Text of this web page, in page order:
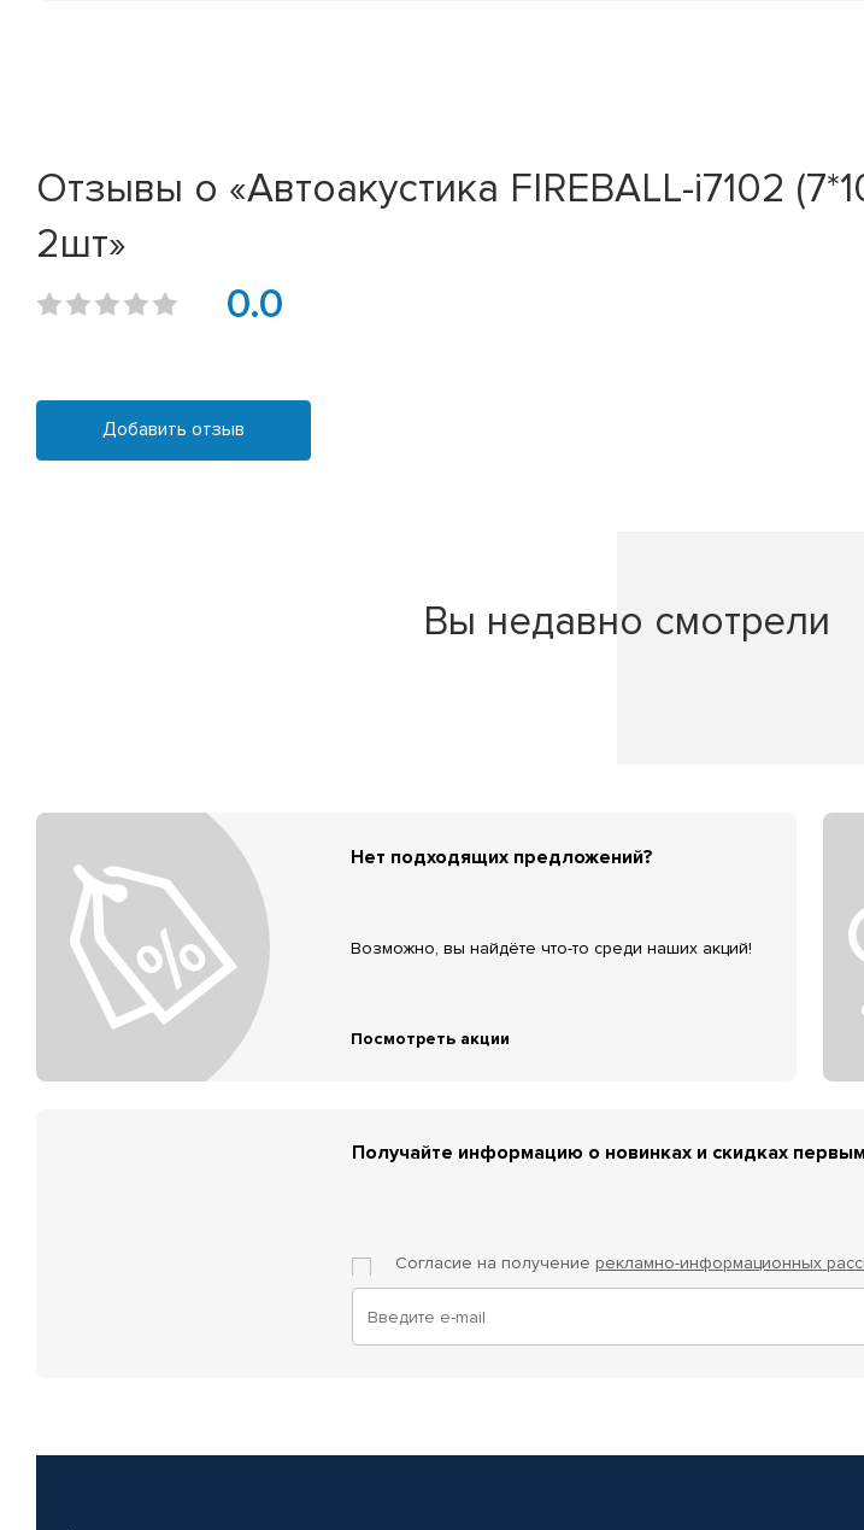
Отзывы о «Автоакустика FIREBALL-i7102
2шт»
0.0
Добавить отзыв
Вы недавно смотрели
Нет подходящих предложений?
Возможно, вы найдёте что-то среди наших акций!
Посмотреть акции
Получайте информацию о новинках и скидках
Согласие на получение рекламно-информационных